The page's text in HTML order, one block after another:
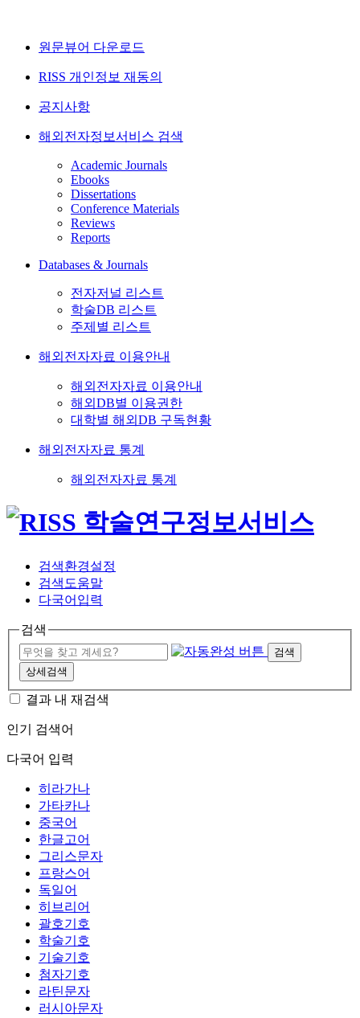
원문뷰어 다운로드
RISS 개인정보 재동의
공지사항
해외전자정보서비스 검색
Academic Journals
Ebooks
Dissertations
Conference Materials
Reviews
Reports
Databases & Journals
전자저널 리스트
학술DB 리스트
주제별 리스트
해외전자자료 이용안내
해외전자자료 이용안내
해외DB별 이용권한
대학별 해외DB 구독현황
해외전자자료 통계
해외전자자료 통계
검색환경설정
검색도움말
다국어입력
검색
검색
상세검색
결과 내 재검색
인기 검색어
다국어 입력
히라가나
가타카나
중국어
한글고어
그리스문자
프랑스어
독일어
히브리어
괄호기호
학술기호
기술기호
첨자기호
라틴문자
러시아문자